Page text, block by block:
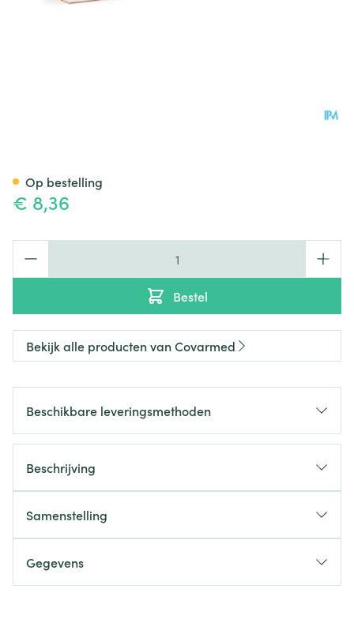
€ 8,36
Bestel
Op bestelling
Bekijk alle producten van Covarmed
Beschikbare leveringsmethoden
Beschrijving
Samenstelling
Gegevens